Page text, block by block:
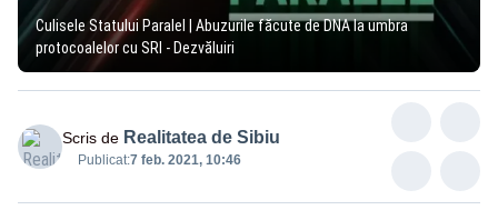
Culisele Statului Paralel | Abuzurile făcute de DNA la umbra
protocoalelor cu SRI - Dezvăluiri
Scris de Realitatea de Sibiu
Publicat:7 feb. 2021, 10:46